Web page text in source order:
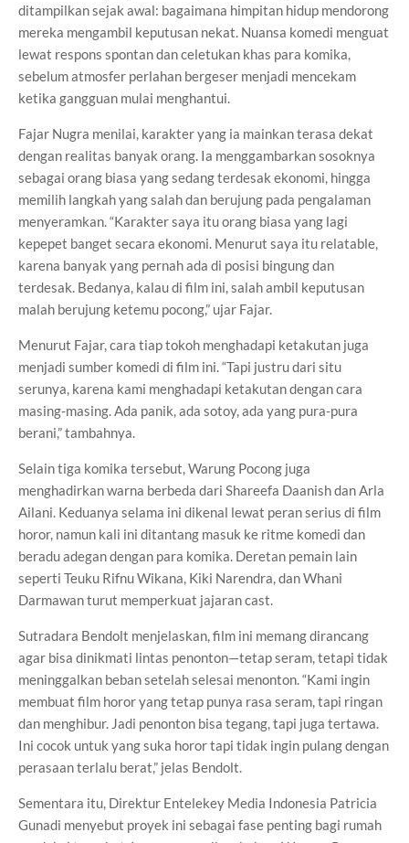
ditampilkan sejak awal: bagaimana himpitan hidup mendorong
mereka mengambil keputusan nekat. Nuansa komedi menguat
lewat respons spontan dan celetukan khas para komika,
sebelum atmosfer perlahan bergeser menjadi mencekam
ketika gangguan mulai menghantui.
Fajar Nugra menilai, karakter yang ia mainkan terasa dekat
dengan realitas banyak orang. Ia menggambarkan sosoknya
sebagai orang biasa yang sedang terdesak ekonomi, hingga
memilih langkah yang salah dan berujung pada pengalaman
menyeramkan. “Karakter saya itu orang biasa yang lagi
kepepet banget secara ekonomi. Menurut saya itu relatable,
karena banyak yang pernah ada di posisi bingung dan
terdesak. Bedanya, kalau di film ini, salah ambil keputusan
malah berujung ketemu pocong,” ujar Fajar.
Menurut Fajar, cara tiap tokoh menghadapi ketakutan juga
menjadi sumber komedi di film ini. “Tapi justru dari situ
serunya, karena kami menghadapi ketakutan dengan cara
masing-masing. Ada panik, ada sotoy, ada yang pura-pura
berani,” tambahnya.
Selain tiga komika tersebut, Warung Pocong juga
menghadirkan warna berbeda dari Shareefa Daanish dan Arla
Ailani. Keduanya selama ini dikenal lewat peran serius di film
horor, namun kali ini ditantang masuk ke ritme komedi dan
beradu adegan dengan para komika. Deretan pemain lain
seperti Teuku Rifnu Wikana, Kiki Narendra, dan Whani
Darmawan turut memperkuat jajaran cast.
Sutradara Bendolt menjelaskan, film ini memang dirancang
agar bisa dinikmati lintas penonton—tetap seram, tetapi tidak
meninggalkan beban setelah selesai menonton. “Kami ingin
membuat film horor yang tetap punya rasa seram, tapi ringan
dan menghibur. Jadi penonton bisa tegang, tapi juga tertawa.
Ini cocok untuk yang suka horor tapi tidak ingin pulang dengan
perasaan terlalu berat,” jelas Bendolt.
Sementara itu, Direktur Entelekey Media Indonesia Patricia
Gunadi menyebut proyek ini sebagai fase penting bagi rumah